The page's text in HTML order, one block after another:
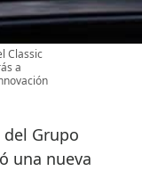
Classic
a
Grupo
una nueva